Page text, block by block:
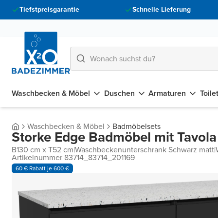
Tiefstpreisgarantie Schnelle Lieferung
Waschbecken & Möbel Duschen Armaturen
Waschbecken & Möbel Badmöbelsets
Storke Edge Badmöbel mit
B130 cm x T52 cm|Waschbeckenunterschrank Schwarz matt|
Artikelnummer 83714_83714_201169
60 € Rabatt je 600 €